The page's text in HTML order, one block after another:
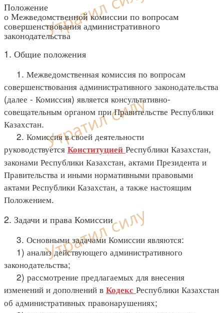
Положение
о Межведомственной комиссии по вопросам
совершенствования административного
законодательства
1. Общие положения
1. Межведомственная комиссия по вопросам
совершенствования административного законодательства
(далее - Комиссия) является консультативно-
совещательным органом при Правительстве Республики
Казахстан.
2. Комиссия в своей деятельности
руководствуется Конституцией Республики Казахстан,
законами Республики Казахстан, актами Президента и
Правительства и иными нормативными правовыми
актами Республики Казахстан, а также настоящим
Положением.
2. Задачи и права Комиссии
3. Основными задачами Комиссии являются:
1) анализ действующего административного
законодательства;
2) рассмотрение предлагаемых для внесения
изменений и дополнений в Кодекс Республики Казахстан
об административных правонарушениях;